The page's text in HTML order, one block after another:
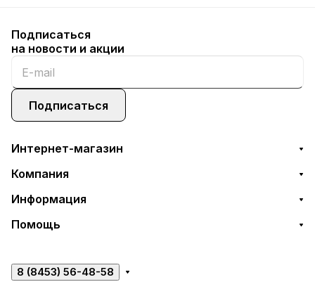
Подписаться
на новости и акции
Подписаться
Интернет-магазин
Компания
Информация
Помощь
8 (8453) 56-48-58